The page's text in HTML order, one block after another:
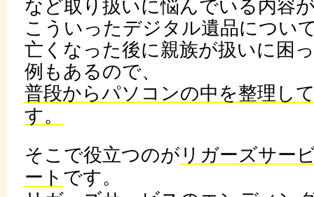
など取り扱いに悩んでいる内容
こういったデジタル遺品につい
亡くなった後に親族が扱いに困
例もあるので、
普段からパソコンの中を整理し
す。
そこで役立つのがリガーズサー
ート です。